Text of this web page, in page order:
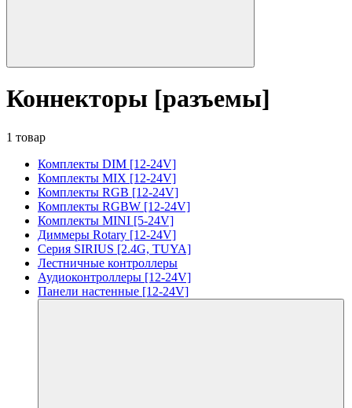
Коннекторы [разъемы]
1 товар
Комплекты DIM [12-24V]
Комплекты MIX [12-24V]
Комплекты RGB [12-24V]
Комплекты RGBW [12-24V]
Комплекты MINI [5-24V]
Диммеры Rotary [12-24V]
Серия SIRIUS [2.4G, TUYA]
Лестничные контроллеры
Аудиоконтроллеры [12-24V]
Панели настенные [12-24V]